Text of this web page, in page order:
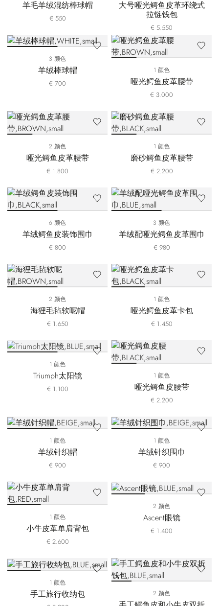
羊毛羊绒混纺棒球帽
€ 550
大号哑光鳄鱼皮革环绕式
拉链钱包
€ 5.550
3 颜色
羊绒棒球帽
€ 700
1 颜色
哑光鳄鱼皮革腰带
€ 3.000
2 颜色
哑光鳄鱼皮革腰带
€ 1.800
1 颜色
磨砂鳄鱼皮革腰带
€ 2.200
6 颜色
羊绒鳄鱼皮装饰围巾
€ 800
3 颜色
羊绒配哑光鳄鱼皮革围巾
€ 980
2 颜色
海狸毛毡软呢帽
€ 1.650
1 颜色
哑光鳄鱼皮革卡包
€ 1.450
1 颜色
Triumph太阳镜
€ 1.100
1 颜色
哑光鳄鱼皮腰带
€ 2.200
1 颜色
羊绒针织帽
€ 900
1 颜色
羊绒针织围巾
€ 900
1 颜色
小牛皮革单肩背包
€ 2.600
2 颜色
Ascent眼镜
€ 1.400
1 颜色
手工旅行收纳包 2 颜色